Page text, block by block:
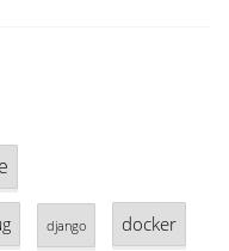
django docker